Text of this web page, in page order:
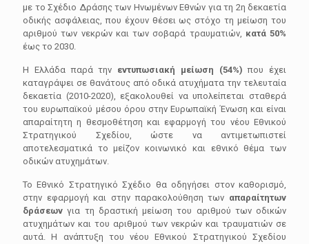
με το Σχέδιο Δράσης των Ηνωμένων Εθνών για τη 2η δεκαετία
οδικής ασφάλειας, που έχουν θέσει ως στόχο τη μείωση του
αριθμού των νεκρών και των σοβαρά τραυματιών, κατά 50%
έως το 2030.
Η Ελλάδα παρά την εντυπωσιακή μείωση (54%) που έχει
καταγράψει σε θανάτους από οδικά ατυχήματα την τελευταία
δεκαετία (2010-2020), εξακολουθεί να υπολείπεται σταθερά
του ευρωπαϊκού μέσου όρου στην Ευρωπαϊκή Ένωση και είναι
απαραίτητη η θεσμοθέτηση και εφαρμογή του νέου Εθνικού
Στρατηγικού Σχεδίου, ώστε να αντιμετωπιστεί
αποτελεσματικά το μείζον κοινωνικό και εθνικό θέμα των
οδικών ατυχημάτων.
Το Εθνικό Στρατηγικό Σχέδιο θα οδηγήσει στον καθορισμό,
στην εφαρμογή και στην παρακολούθηση των απαραίτητων
δράσεων για τη δραστική μείωση του αριθμού των οδικών
ατυχημάτων και του αριθμού των νεκρών και τραυματιών σε
αυτά. Η ανάπτυξη του νέου Εθνικού Στρατηγικού Σχεδίου